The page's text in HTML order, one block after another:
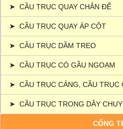
➤ CẦU TRỤC QUAY CHÂN ĐẾ
➤ CẦU TRỤC QUAY ÁP CỘT
➤ CẦU TRỤC DẦM TREO
➤ CẦU TRỤC CÓ GẦU NGOẠM
➤ CẦU TRỤC CẢNG, CẦU TRỤC
➤ CẦU TRỤC TRONG DÂY
CỔNG